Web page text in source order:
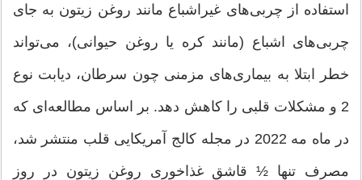
استفاده از چربی‌های غیراشباع مانند روغن زیتون به جای
چربی‌های اشباع (مانند کره یا روغن حیوانی)، می‌تواند
خطر ابتلا به بیماری‌های مزمنی چون سرطان، دیابت نوع
2 و مشکلات قلبی را کاهش دهد. بر اساس مطالعه‌ای که
در ماه مه 2022 در مجله کالج آمریکایی قلب منتشر شد،
مصرف تنها ½ قاشق غذاخوری روغن زیتون در روز